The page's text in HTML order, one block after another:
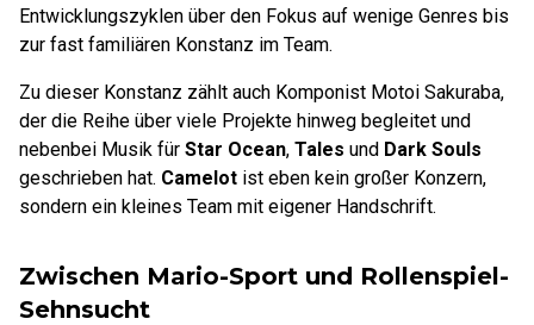
Entwicklungszyklen über den Fokus auf wenige Genres bis
zur fast familiären Konstanz im Team.
Zu dieser Konstanz zählt auch Komponist Motoi Sakuraba,
der die Reihe über viele Projekte hinweg begleitet und
nebenbei Musik für Star Ocean, Tales und Dark Souls
geschrieben hat. Camelot ist eben kein großer Konzern,
sondern ein kleines Team mit eigener Handschrift.
Zwischen Mario-Sport und Rollenspiel-
Sehnsucht